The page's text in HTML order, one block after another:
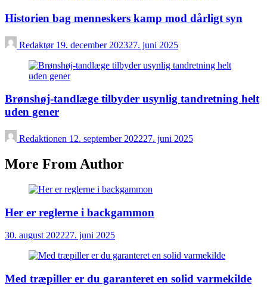
Historien bag menneskers kamp mod dårligt syn
Redaktør 19. december 202327. juni 2025
Brønshøj-tandlæge tilbyder usynlig tandretning helt
uden gener
Redaktionen 12. september 202227. juni 2025
More From Author
Her er reglerne i backgammon
30. august 202227. juni 2025
Med træpiller er du garanteret en solid varmekilde